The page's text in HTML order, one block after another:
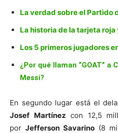
La verdad sobre el Partido
La historia de la tarjeta
Los 5 primeros jugadores
¿Por qué llaman “GOAT” a
Messi?
En segundo lugar está el
Josef Martínez con 12,5
por Jefferson Savarino (8